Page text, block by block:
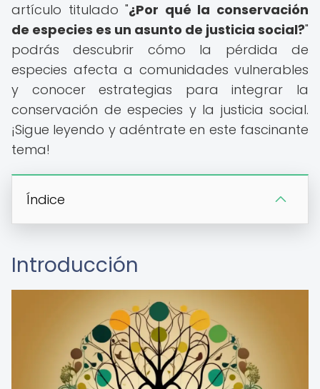
artículo titulado "¿Por qué la conservación
de especies es un asunto de justicia social?"
podrás descubrir cómo la pérdida de
especies afecta a comunidades vulnerables
y conocer estrategias para integrar la
conservación de especies y la justicia social.
¡Sigue leyendo y adéntrate en este fascinante
tema!
Índice
Introducción